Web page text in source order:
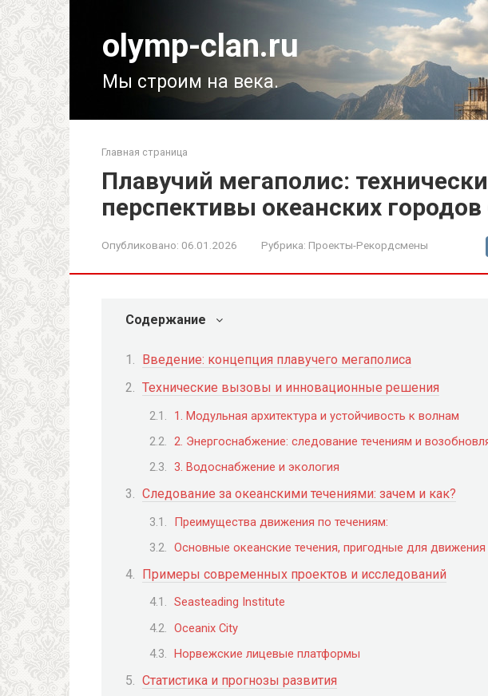
olymp-clan.ru
Мы строим на века.
Главная страница
Плавучий мегаполис:
перспективы океанских
Опубликовано: 06.01.2026 Рубрика: Проекты-Рекордсмены
Содержание
Введение: концепция плавучего мегаполиса
Технические вызовы и инновационные решения
1. Модульная архитектура и устойчивость к волнам
2. Энергоснабжение: следование течениям и
3. Водоснабжение и экология
Следование за океанскими течениями: зачем и как?
Преимущества движения по течениям:
Основные океанские течения, пригодные для движения
Примеры современных проектов и исследований
Seasteading Institute
Oceanix City
Норвежские лицевые платформы
Статистика и прогнозы развития